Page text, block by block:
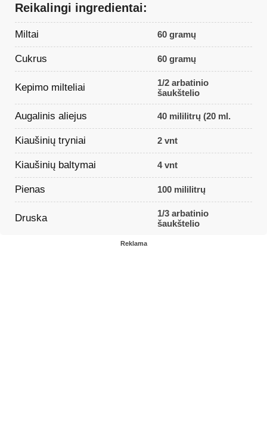
Reikalingi ingredientai:
Miltai 60 gramų
Cukrus 60 gramų
Kepimo milteliai
1/2 arbatinio
šaukštelio
Augalinis aliejus 40 mililitrų (20 ml.
Kiaušinių tryniai 2 vnt
Kiaušinių baltymai 4 vnt
Pienas 100 mililitrų
Druska
1/3 arbatinio
šaukštelio
Reklama